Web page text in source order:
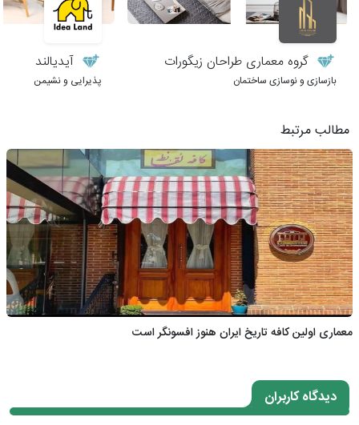
گروه معماری طراحان زیگورات
بازسازی و نوسازی ساختمان
آیدیالند
پذیرایی و نشیمن
مطالب مرتبط
معماری اولین کافه تاریخ ایران هنوز افسونگر است
دیدگاه کاربران